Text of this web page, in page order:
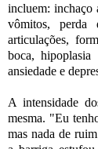
incluem: inchaço
vômitos, perda
articulações,
boca,
ansiedade e
A intensidade
mesma. "Eu
mas nada de